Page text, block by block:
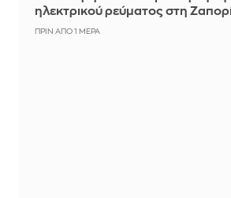
ηλεκτρικού ρεύματος στη
ΠΡΙΝ ΑΠΌ 1 ΜΈΡΑ